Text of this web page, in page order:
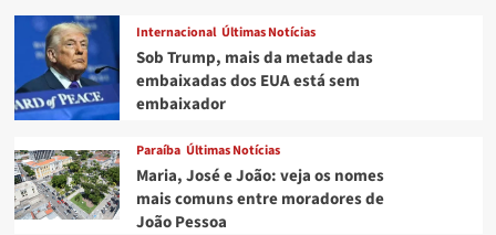
Internacional Últimas Notícias
Sob Trump, mais da metade das
embaixadas dos EUA está sem
embaixador
Paraíba Últimas Notícias
Maria, José e João: veja os nomes
mais comuns entre moradores de
João Pessoa